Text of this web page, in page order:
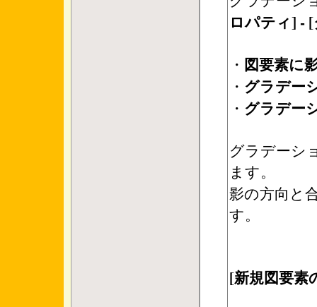
ロパティ] -
・ 図要素に
・ グラデー
・ グラデー
グラデーシ
ます。
影の方向と
す。
[新規図要素